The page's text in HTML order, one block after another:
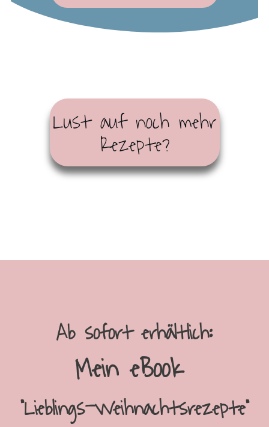
Lust auf noch mehr
Rezepte?
Ab sofort erhältlich:
Mein eBook
"Lieblings-Weihnachtsrezepte"